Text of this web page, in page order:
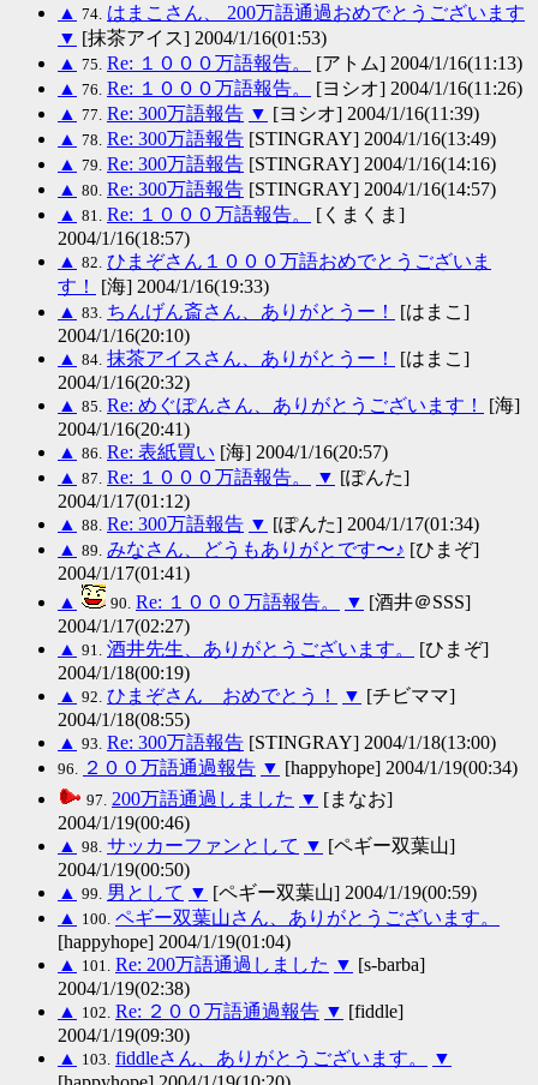
▲ 74. はまこさん、 200万語通過おめでとうございます
▼ [抹茶アイス] 2004/1/16(01:53)
▲ 75. Re: １０００万語報告。
[アトム] 2004/1/16(11:13)
▲ 76. Re: １０００万語報告。
[ヨシオ] 2004/1/16(11:26)
▲ 77. Re: 300万語報告 ▼ [ヨシオ] 2004/1/16(11:39)
▲ 78. Re: 300万語報告 [STINGRAY] 2004/1/16(13:49)
▲ 79. Re: 300万語報告 [STINGRAY] 2004/1/16(14:16)
▲ 80. Re: 300万語報告 [STINGRAY] 2004/1/16(14:57)
▲ 81. Re: １０００万語報告。
[くまくま]
2004/1/16(18:57)
▲ 82. ひまぞさん１０００万語おめでとうございま
す！
[海] 2004/1/16(19:33)
▲ 83. ちんげん斎さん、ありがとうー！
[はまこ]
2004/1/16(20:10)
▲ 84. 抹茶アイスさん、ありがとうー！
[はまこ]
2004/1/16(20:32)
▲ 85. Re: めぐぽんさん、ありがとうございます！
[海]
2004/1/16(20:41)
▲ 86. Re: 表紙買い [海] 2004/1/16(20:57)
▲ 87. Re: １０００万語報告。 ▼ [ぽんた]
2004/1/17(01:12)
▲ 88. Re: 300万語報告 ▼ [ぽんた] 2004/1/17(01:34)
▲ 89. みなさん、どうもありがとです〜♪ [ひまぞ]
2004/1/17(01:41)
▲
90. Re: １０００万語報告。 ▼ [酒井＠SSS]
2004/1/17(02:27)
▲ 91. 酒井先生、ありがとうございます。
[ひまぞ]
2004/1/18(00:19)
▲ 92. ひまぞさん おめでとう！ ▼ [チビママ]
2004/1/18(08:55)
▲ 93. Re: 300万語報告 [STINGRAY] 2004/1/18(13:00)
96. ２００万語通過報告 ▼ [happyhope] 2004/1/19(00:34)
97. 200万語通過しました ▼ [まなお]
2004/1/19(00:46)
▲ 98. サッカーファンとして ▼ [ペギー双葉山]
2004/1/19(00:50)
▲ 99. 男として ▼ [ペギー双葉山] 2004/1/19(00:59)
▲ 100. ペギー双葉山さん、ありがとうございます。
[happyhope] 2004/1/19(01:04)
▲ 101. Re: 200万語通過しました ▼ [s-barba]
2004/1/19(02:38)
▲ 102. Re: ２００万語通過報告 ▼ [fiddle]
2004/1/19(09:30)
▲ 103. fiddleさん、ありがとうございます。
▼